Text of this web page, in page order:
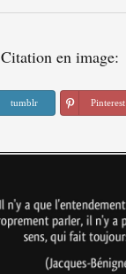
Citation en image:
tumblr Pinterest